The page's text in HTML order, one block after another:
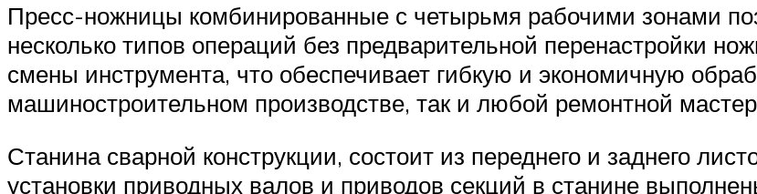
Пресс-ножницы комбинированные с четырьмя рабочими зонами
несколько типов операций без предварительной перенастройки
смены инструмента, что обеспечивает гибкую и экономичную
машиностроительном производстве, так и любой ремонтной
Станина сварной конструкции, состоит из переднего и заднего
установки приводных валов и приводов секций в станине